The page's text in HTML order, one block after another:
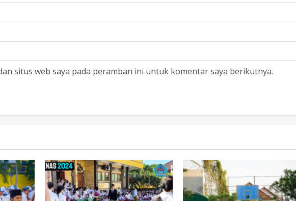
situs web saya pada peramban ini untuk komentar saya berikutnya.